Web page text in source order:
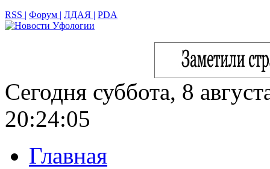
RSS | Форум | ЛДАЯ | PDA
Сегодня суббота, 8
20:24:06
Главная